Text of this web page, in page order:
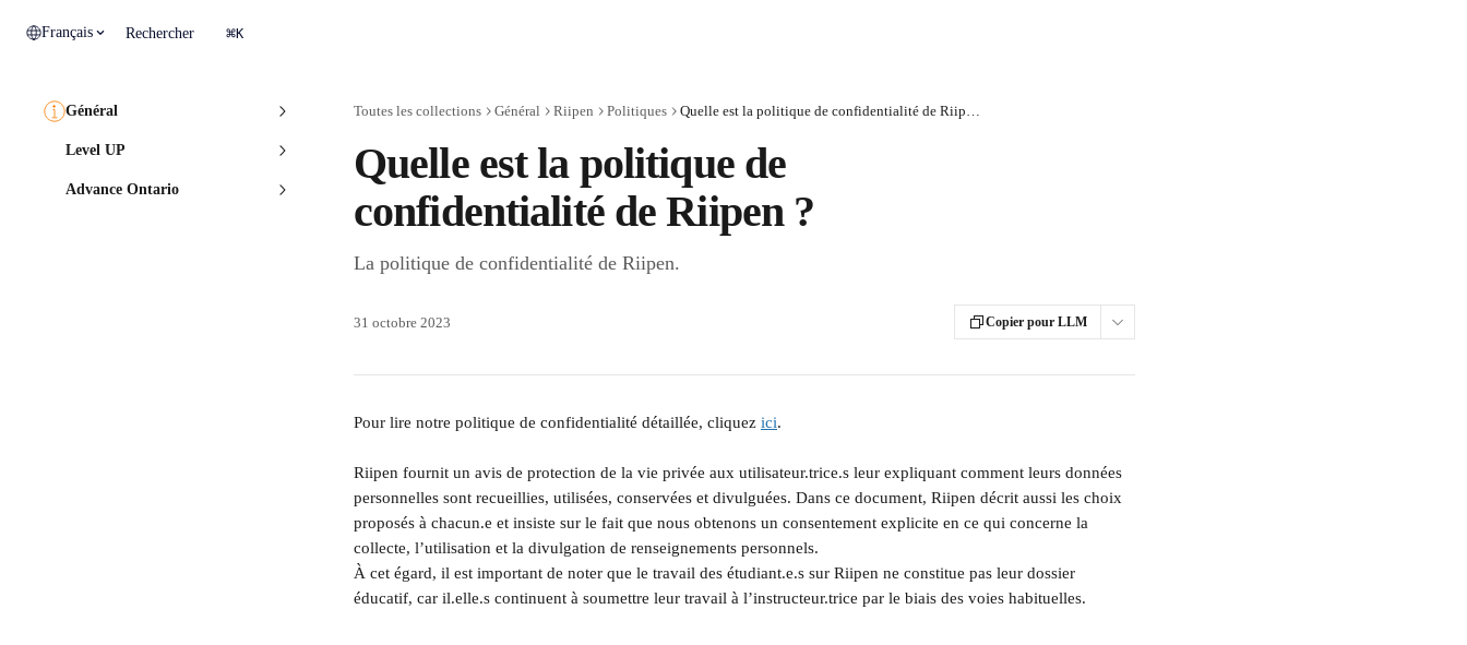
Français Rechercher ⌘K
Général
Level UP
Advance Ontario
Toutes les collections Général Riipen Politiques Quelle est la politique de confidentialité de Riipen ?
Quelle est la politique de
confidentialité de Riipen ?
La politique de confidentialité de Riipen.
31 octobre 2023 Copier pour LLM
Pour lire notre politique de confidentialité détaillée, cliquez ici.
Riipen fournit un avis de protection de la vie privée aux utilisateur.trice.s leur expliquant comment leurs données
personnelles sont recueillies, utilisées, conservées et divulguées. Dans ce document, Riipen décrit aussi les choix
proposés à chacun.e et insiste sur le fait que nous obtenons un consentement explicite en ce qui concerne la
collecte, l’utilisation et la divulgation de renseignements personnels.
À cet égard, il est important de noter que le travail des étudiant.e.s sur Riipen ne constitue pas leur dossier
éducatif, car il.elle.s continuent à soumettre leur travail à l’instructeur.trice par le biais des voies habituelles.